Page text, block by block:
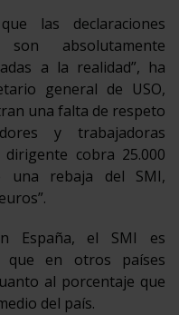
las declaraciones
absolutamente
a la realidad”, ha
general de USO,
una falta de respeto
y trabajadoras
cobra 25.000
una rebaja del SMI,
España, el SMI es
que en otros países
al porcentaje que
del país.